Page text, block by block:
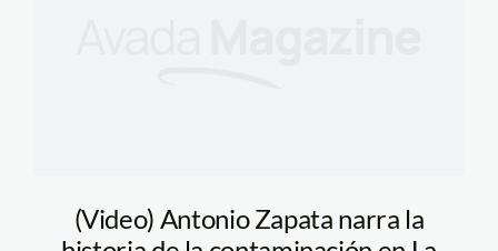
(Video) Antonio Zapata narra la